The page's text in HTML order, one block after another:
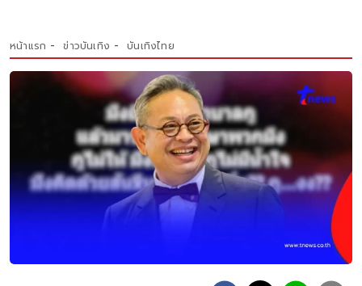
หน้าแรก ข่าวบันเทิง บันเทิงไทย